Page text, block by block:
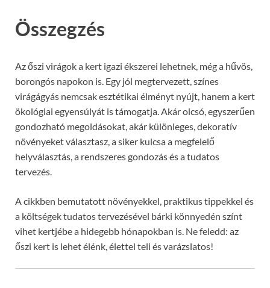
Összegzés
Az őszi virágok a kert igazi ékszerei lehetnek, még a hűvös,
borongós napokon is. Egy jól megtervezett, színes
virágágyás nemcsak esztétikai élményt nyújt, hanem a kert
ökológiai egyensúlyát is támogatja. Akár olcsó, egyszerűen
gondozható megoldásokat, akár különleges, dekoratív
növényeket választasz, a siker kulcsa a megfelelő
helyválasztás, a rendszeres gondozás és a tudatos
tervezés.
A cikkben bemutatott növényekkel, praktikus tippekkel és
a költségek tudatos tervezésével bárki könnyedén színt
vihet kertjébe a hidegebb hónapokban is. Ne feledd: az
őszi kert is lehet élénk, élettel teli és varázslatos!